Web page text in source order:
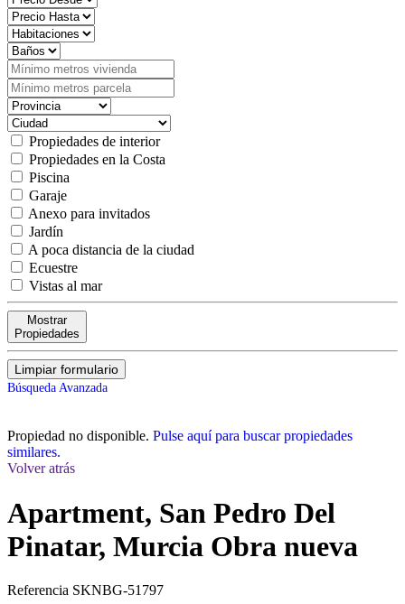
Propiedades de interior
Propiedades en la Costa
Piscina
Garaje
Anexo para invitados
Jardín
A poca distancia de la ciudad
Ecuestre
Vistas al mar
Mostrar
Propiedades
Limpiar formulario
Búsqueda Avanzada
Propiedad no disponible. Pulse aquí para buscar propiedades
similares.
Volver atrás
Apartment, San Pedro Del
Pinatar, Murcia Obra nueva
Referencia SKNBG-51797